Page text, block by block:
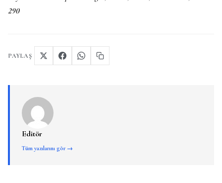
290
PAYLAŞ
Editör
Tüm yazılarını gör →